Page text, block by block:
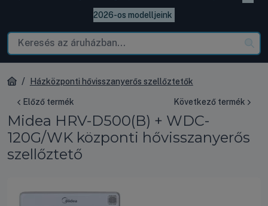
2026-os modelljeink
Házközponti hővisszanyerős szellőztetők
Előző termék Következő termék
Midea HRV-D500(B) + WDC-
120G/WK központi hővisszanyerős
szellőztető